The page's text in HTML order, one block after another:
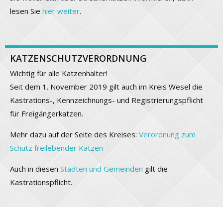
lesen Sie hier weiter.
KATZENSCHUTZVERORDNUNG
Wichtig für alle Katzenhalter!
Seit dem 1. November 2019 gilt auch im Kreis Wesel die
Kastrations-, Kennzeichnungs- und Registrierungspflicht
für Freigängerkatzen.
Mehr dazu auf der Seite des Kreises: Verordnung zum
Schutz freilebender Katzen
Auch in diesen Städten und Gemeinden gilt die
Kastrationspflicht.